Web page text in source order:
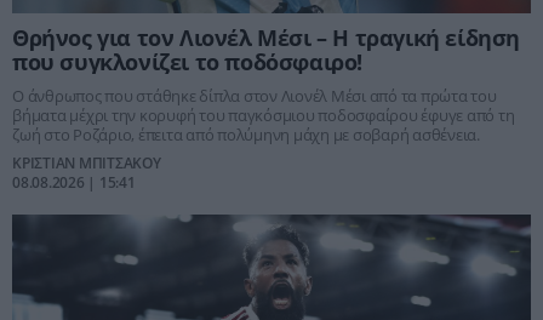
Θρήνος για τον Λιονέλ Μέσι – Η τραγική είδηση
που συγκλονίζει το ποδόσφαιρο!
Ο άνθρωπος που στάθηκε δίπλα στον Λιονέλ Μέσι από τα πρώτα του
βήματα μέχρι την κορυφή του παγκόσμιου ποδοσφαίρου έφυγε από τη
ζωή στο Ροζάριο, έπειτα από πολύμηνη μάχη με σοβαρή ασθένεια.
ΚΡΙΣΤΙΑΝ ΜΠΙΤΣΑΚΟΥ
08.08.2026 | 15:41